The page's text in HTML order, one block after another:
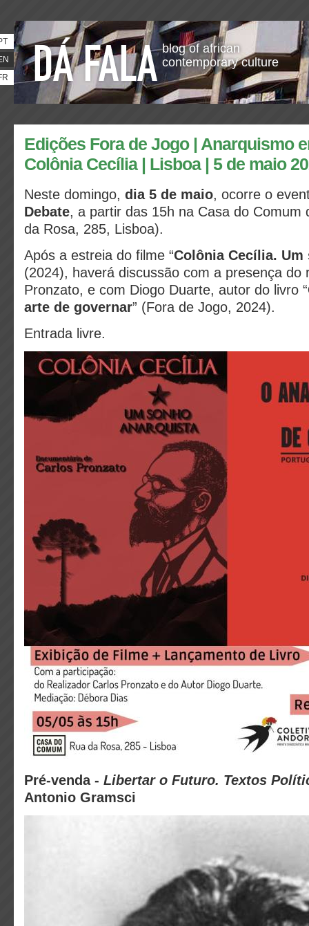
blog of african
contemporary culture
Edições Fora de Jogo | Anarquismo
Colônia Cecília | Lisboa | 5 de maio
Neste domingo, dia 5 de maio, ocorre o
Debate, a partir das 15h na Casa do Comum
da Rosa, 285, Lisboa).
Após a estreia do filme “Colônia Cecília.
(2024), haverá discussão com a presença do
Pronzato, e com Diogo Duarte, autor do livro “
arte de governar” (Fora de Jogo, 2024).
Entrada livre.
Pré-venda - Libertar o Futuro. Textos
Antonio Gramsci